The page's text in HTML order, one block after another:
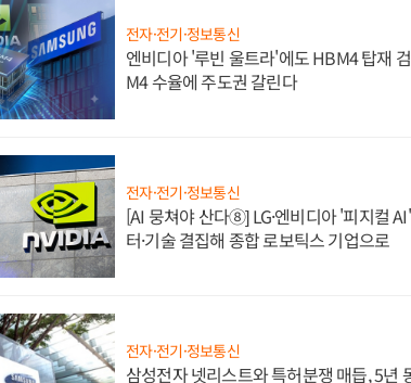
전자·전기·정보통신
엔비디아 '루빈 울트라'에도 HBM4 탑재
M4 수율에 주도권 갈린다
전자·전기·정보통신
[AI 뭉쳐야 산다⑧] LG·엔비디아 '피지컬
터·기술 결집해 종합 로보틱스 기업으로
전자·전기·정보통신
삼성전자 넷리스트와 특허분쟁 매듭, 5년